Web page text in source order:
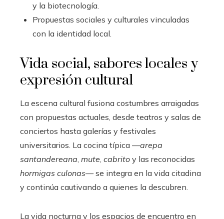
y la biotecnología.
Propuestas sociales y culturales vinculadas
con la identidad local.
Vida social, sabores locales y
expresión cultural
La escena cultural fusiona costumbres arraigadas
con propuestas actuales, desde teatros y salas de
conciertos hasta galerías y festivales
universitarios. La cocina típica —arepa
santandereana, mute, cabrito y las reconocidas
hormigas culonas— se integra en la vida citadina
y continúa cautivando a quienes la descubren.
La vida nocturna y los espacios de encuentro en